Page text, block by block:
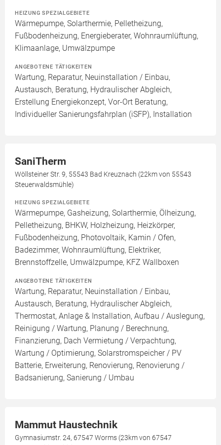
HEIZUNG SPEZIALGEBIETE
Wärmepumpe, Solarthermie, Pelletheizung,
Fußbodenheizung, Energieberater, Wohnraumlüftung,
Klimaanlage, Umwälzpumpe
ANGEBOTENE TÄTIGKEITEN
Wartung, Reparatur, Neuinstallation / Einbau,
Austausch, Beratung, Hydraulischer Abgleich,
Erstellung Energiekonzept, Vor-Ort Beratung,
Individueller Sanierungsfahrplan (iSFP), Installation
SaniTherm
Wöllsteiner Str. 9, 55543 Bad Kreuznach (22km von 55543
Steuerwaldsmühle)
HEIZUNG SPEZIALGEBIETE
Wärmepumpe, Gasheizung, Solarthermie, Ölheizung,
Pelletheizung, BHKW, Holzheizung, Heizkörper,
Fußbodenheizung, Photovoltaik, Kamin / Ofen,
Badezimmer, Wohnraumlüftung, Elektriker,
Brennstoffzelle, Umwälzpumpe, KFZ Wallboxen
ANGEBOTENE TÄTIGKEITEN
Wartung, Reparatur, Neuinstallation / Einbau,
Austausch, Beratung, Hydraulischer Abgleich,
Thermostat, Anlage & Installation, Aufbau / Auslegung,
Reinigung / Wartung, Planung / Berechnung,
Finanzierung, Dach Vermietung / Verpachtung,
Wartung / Optimierung, Solarstromspeicher / PV
Batterie, Erweiterung, Renovierung, Renovierung /
Badsanierung, Sanierung / Umbau
Mammut Haustechnik
Gymnasiumstr. 24, 67547 Worms (23km von 67547